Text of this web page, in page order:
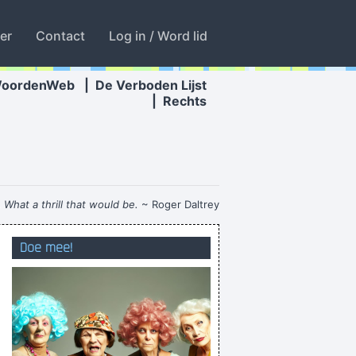
Contact Log in / Word lid
De Verboden Lijst
Rechts
a thrill that would be. ~ Roger Daltrey
Ik ben gelukkig nogal slim
ChemCook .
Negen overjarige kinderen in Amsterdam
I don't know from which wood arrows make!
gegen Genk wo ein Mann am Boden liegt
in der Abwehr so schlecht aussieht?
Doe mee!